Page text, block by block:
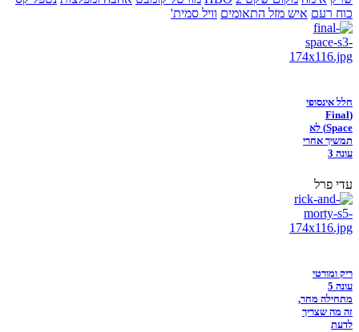
כוח רעם איש מזל התאומים וויל סמית'
חלל אינסופי
(Final
Space) לא
תמשיך אחרי
עונה 3
עדי פרל
ריק ומורטי
עונה 5
מתחילה מחר,
זה מה שצריך
לדעת